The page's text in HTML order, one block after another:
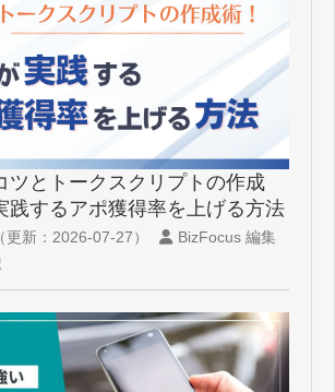
ツとトークスクリプトの作成
践するアポ獲得率を上げる方法
（更新： 2026-07-27）
BizFocus 編集